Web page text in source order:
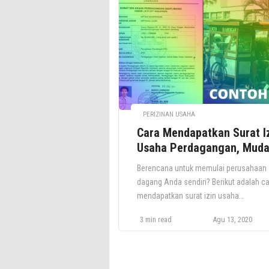
penemuan yang baru, dan dapat
diterapkan dalam industri’. Hak ini
diberikan untuk jangka waktu 20 (dua
puluh) […]
PERIZINAN USAHA
Cara Mendapatkan Surat
Usaha Perdagangan,
dan Cepat
Berencana untuk memulai perusahaan
dagang Anda sendiri? Berikut adalah
mendapatkan surat izin usaha
perdagangan adalah perusahaan khusus
3 min read Agu 13, 2020